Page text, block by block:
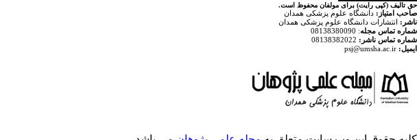
حق تالیف (کپی رایت) برای مولفان محفوظ است.
صاحب امتیاز: دانشگاه علوم پزشکی همدان
ناشر: انتشارات دانشگاه علوم پزشکی همدان
شماره تماس مجله: 08138380090
شماره تماس ناشر:
ایمیل: